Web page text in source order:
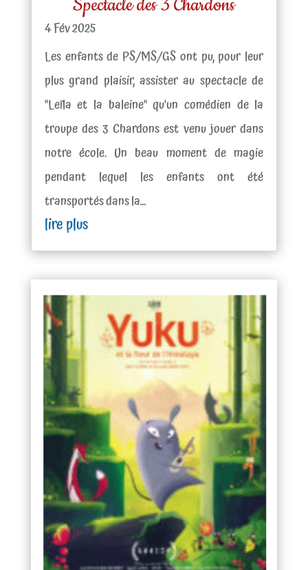
Spectacle des 3 Chardons
4 Fév 2025
Les enfants de PS/MS/GS ont pu, pour leur
plus grand plaisir, assister au spectacle de
"Leïla et la baleine" qu'un comédien de la
troupe des 3 Chardons est venu jouer dans
notre école. Un beau moment de magie
pendant lequel les enfants ont été
transportés dans la...
lire plus